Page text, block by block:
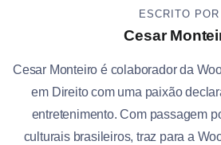
ESCRITO POR
Cesar
Cesar Monteiro é colaborador da
em Direito com uma paixão
entretenimento. Com passagem
culturais brasileiros, traz para a